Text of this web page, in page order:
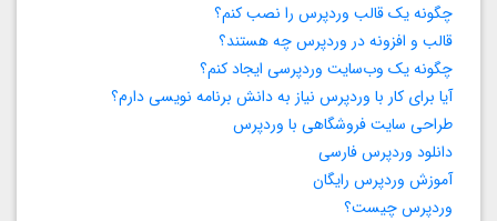
چگونه یک قالب وردپرس را نصب کنم؟
قالب و افزونه در وردپرس چه هستند؟
چگونه یک وب‌سایت وردپرسی ایجاد کنم؟
آیا برای کار با وردپرس نیاز به دانش برنامه‌ نویسی دارم؟
طراحی سایت فروشگاهی با وردپرس
دانلود وردپرس فارسی
آموزش وردپرس رایگان
وردپرس چیست؟